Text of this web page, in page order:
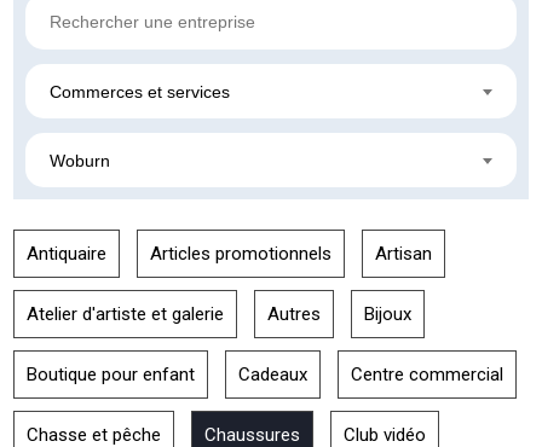
Commerces et services
Woburn
Antiquaire Articles promotionnels Artisan
Atelier d'artiste et galerie Autres Bijoux
Boutique pour enfant Cadeaux Centre commercial
Chasse et pêche Chaussures Club vidéo